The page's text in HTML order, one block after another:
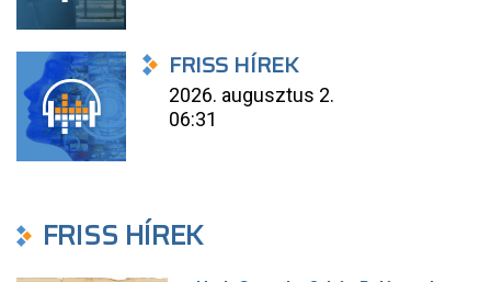
FRISS HÍREK
2026. augusztus 2.
06:31
FRISS HÍREK